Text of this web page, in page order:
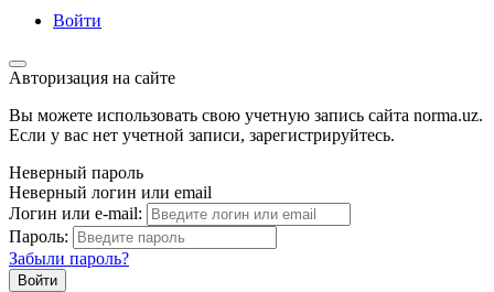
Войти
Авторизация на сайте
Вы можете использовать свою учетную запись сайта norma.uz.
Если у вас нет учетной записи, зарегистрируйтесь.
Неверный пароль
Неверный логин или email
Логин или e-mail:
Пароль:
Забыли пароль?